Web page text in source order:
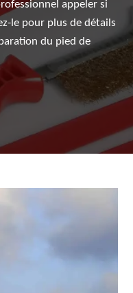
appeler si
le pour plus de détails
du pied de